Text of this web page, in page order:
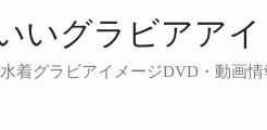
いグラビアア
着グラビアイメージDVD・動画